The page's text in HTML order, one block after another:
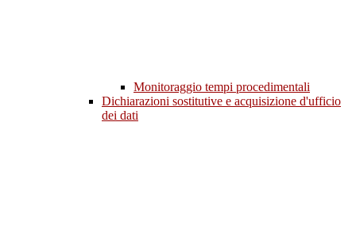
Monitoraggio tempi procedimentali
Dichiarazioni sostitutive e acquisizione d'ufficio
dei dati